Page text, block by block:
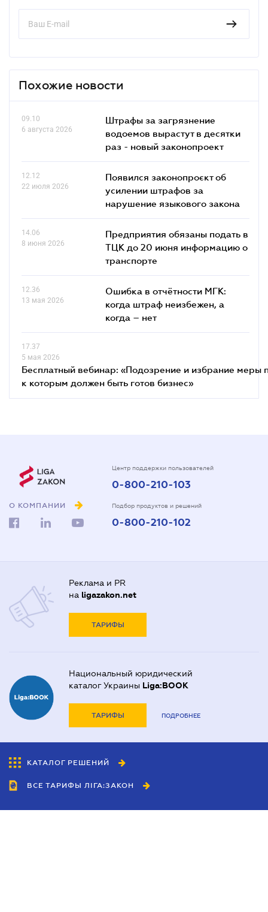
Похожие новости
09.10
6 августа 2026
Штрафы за загрязнение
водоемов вырастут в десятки
раз - новый законопроект
12.12
22 июля 2026
Появился законопроєкт об
усилении штрафов за
нарушение языкового закона
14.06
8 июня 2026
Предприятия обязаны подать в
ТЦК до 20 июня информацию о
транспорте
12.36
13 мая 2026
Ошибка в отчётности МГК:
когда штраф неизбежен, а
когда – нет
17.37
5 мая 2026
Бесплатный вебинар: «Подозрение и избрание меры
к которым должен быть готов бизнес»
О КОМПАНИИ
Центр поддержки пользователей
0-800-210-103
Подбор продуктов и решений
0-800-210-102
Реклама и PR
на ligazakon.net
ТАРИФЫ
Национальный юридический
каталог Украины Liga:BOOK
ТАРИФЫ ПОДРОБНЕЕ
КАТАЛОГ РЕШЕНИЙ
ВСЕ ТАРИФЫ ЛІГА:ЗАКОН